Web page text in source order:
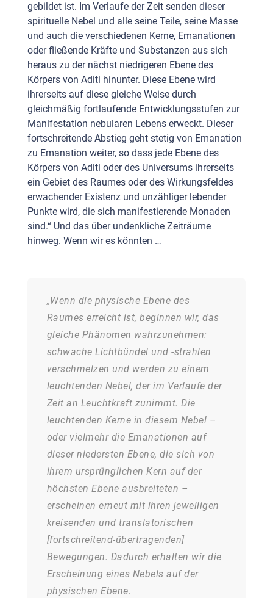
gebildet ist. Im Verlaufe der Zeit senden dieser
spirituelle Nebel und alle seine Teile, seine Masse
und auch die verschiedenen Kerne, Emanationen
oder fließende Kräfte und Substanzen aus sich
heraus zu der nächst niedrigeren Ebene des
Körpers von Aditi hinunter. Diese Ebene wird
ihrerseits auf diese gleiche Weise durch
gleichmäßig fortlaufende Entwicklungsstufen zur
Manifestation nebularen Lebens erweckt. Dieser
fortschreitende Abstieg geht stetig von Emanation
zu Emanation weiter, so dass jede Ebene des
Körpers von Aditi oder des Universums ihrerseits
ein Gebiet des Raumes oder des Wirkungsfeldes
erwachender Existenz und unzähliger lebender
Punkte wird, die sich manifestierende Monaden
sind.“ Und das über undenkliche Zeiträume
hinweg. Wenn wir es könnten …
„Wenn die physische Ebene des
Raumes erreicht ist, beginnen wir, das
gleiche Phänomen wahrzunehmen:
schwache Lichtbündel und -strahlen
verschmelzen und werden zu einem
leuchtenden Nebel, der im Verlaufe der
Zeit an Leuchtkraft zunimmt. Die
leuchtenden Kerne in diesem Nebel –
oder vielmehr die Emanationen auf
dieser niedersten Ebene, die sich von
ihrem ursprünglichen Kern auf der
höchsten Ebene ausbreiteten –
erscheinen erneut mit ihren jeweiligen
kreisenden und translatorischen
[fortschreitend-übertragenden]
Bewegungen. Dadurch erhalten wir die
Erscheinung eines Nebels auf der
physischen Ebene.